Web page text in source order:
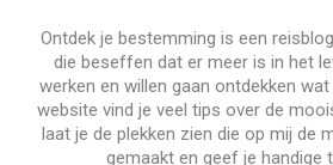
Ontdek je bestemming is een
die beseffen dat er meer is in het
werken en willen gaan ontdekken
website vind je veel tips over de
laat je de plekken zien die op mij de
gemaakt en geef je handige